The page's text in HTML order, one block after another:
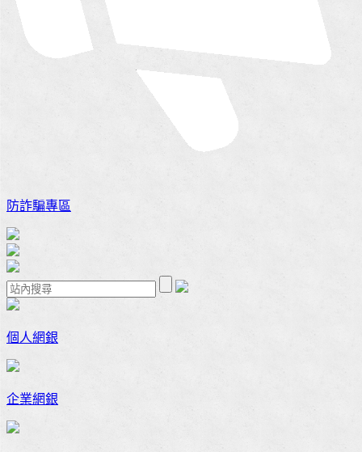
防詐騙專區
個人網銀
企業網銀